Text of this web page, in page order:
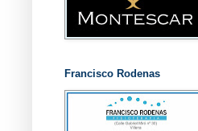
Francisco Rodenas